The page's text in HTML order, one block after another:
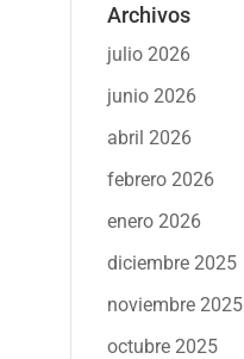
Archivos
julio 2026
junio 2026
abril 2026
febrero 2026
enero 2026
diciembre 2025
noviembre 2025
octubre 2025